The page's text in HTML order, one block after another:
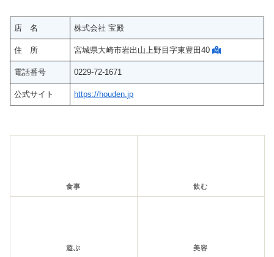
店 名 株式会社 宝殿
住 所 宮城県大崎市岩出山上野目字東豊田40
電話番号 0229-72-1671
公式サイト https://houden.jp
食事 飲む
遊ぶ 美容